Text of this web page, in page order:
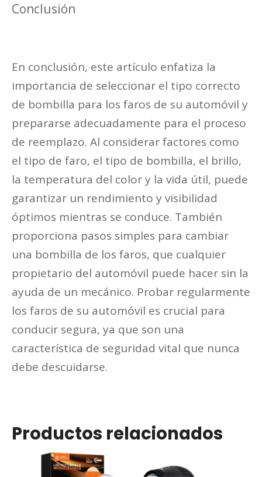
Conclusión
En conclusión, este artículo enfatiza la
importancia de seleccionar el tipo correcto
de bombilla para los faros de su automóvil y
prepararse adecuadamente para el proceso
de reemplazo. Al considerar factores como
el tipo de faro, el tipo de bombilla, el brillo,
la temperatura del color y la vida útil, puede
garantizar un rendimiento y visibilidad
óptimos mientras se conduce. También
proporciona pasos simples para cambiar
una bombilla de los faros, que cualquier
propietario del automóvil puede hacer sin la
ayuda de un mecánico. Probar regularmente
los faros de su automóvil es crucial para
conducir segura, ya que son una
característica de seguridad vital que nunca
debe descuidarse.
Productos relacionados